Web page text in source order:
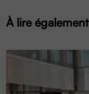
À lire également